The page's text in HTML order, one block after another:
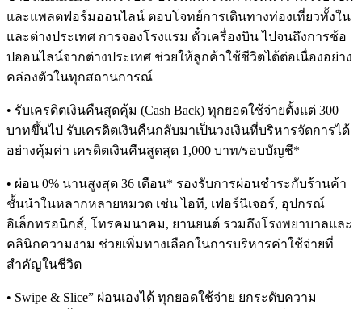
และแพลตฟอร์มออนไลน์ ตอบโจทย์การเดินทางท่องเที่ยวทั้งใน
และต่างประเทศ การจองโรงแรม ตั๋วเครื่องบิน ไปจนถึงการช้อ
ปออนไลน์จากต่างประเทศ ช่วยให้ลูกค้าใช้ชีวิตได้ต่อเนื่องอย่าง
คล่องตัวในทุกสถานการณ์
• รับเครดิตเงินคืนสุดคุ้ม (Cash Back) ทุกยอดใช้จ่ายตั้งแต่ 300
บาทขึ้นไป รับเครดิตเงินคืนกลับมาเป็นวงเงินที่บริหารจัดการได้
อย่างคุ้มค่า เครดิตเงินคืนสูดสุด 1,000 บาท/รอบบัญชี*
• ผ่อน 0% นานสูงสุด 36 เดือน* รองรับการผ่อนชำระกับร้านค้า
ชั้นนำในหลากหลายหมวด เช่น ไอที, เฟอร์นิเจอร์, อุปกรณ์
อิเล็กทรอนิกส์, โทรคมนาคม, ยานยนต์ รวมถึงโรงพยาบาลและ
คลินิกความงาม ช่วยเพิ่มทางเลือกในการบริหารค่าใช้จ่ายที่
สำคัญในชีวิต
• Swipe & Slice” ผ่อนเองได้ ทุกยอดใช้จ่าย ยกระดับความ